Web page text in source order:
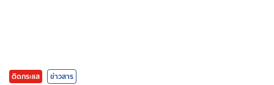
ติดกระแส ข่าวสาร